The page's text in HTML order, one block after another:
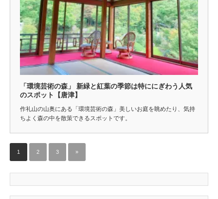
「環境芸術の森」 新緑と紅葉の季節は特ににぎわう人気
のスポット【唐津】
作礼山の山奥にある「環境芸術の森」美しいお庭を眺めたり、気持
ちよく森の中を散策できるスポットです。
1 2 3 »